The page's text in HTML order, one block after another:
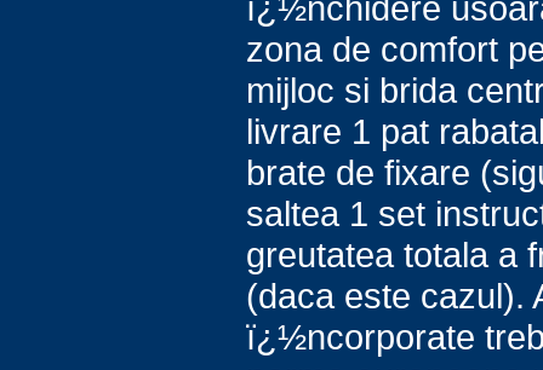
ï¿½nchidere
zona de comfort
mijloc si brida
livrare 1 pat
brate de fixare
saltea 1 set
greutatea totala a
(daca este cazul).
ï¿½ncorporate